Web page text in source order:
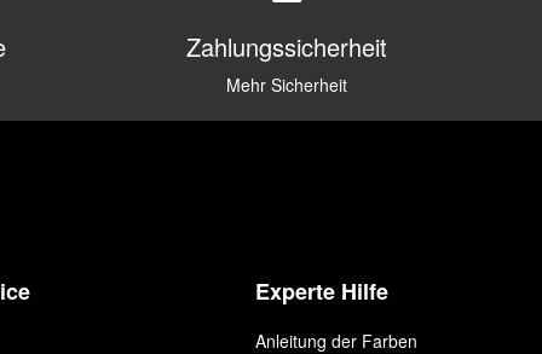
Zahlungssicherheit
Mehr Sicherheit
Experte Hilfe
Anleitung der Farben